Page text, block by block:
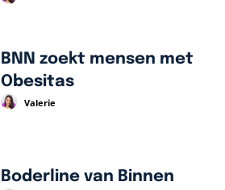
BNN zoekt mensen met
Obesitas
Valerie
Boderline van Binnen